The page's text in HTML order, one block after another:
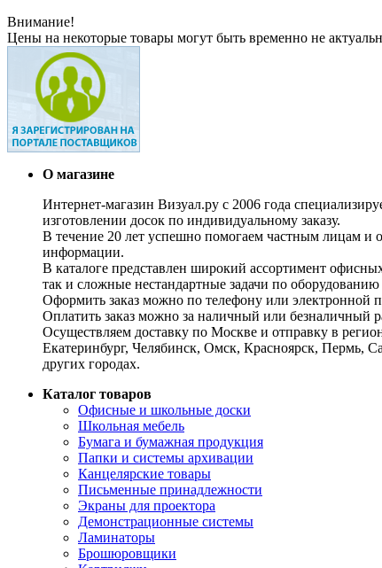
Внимание!
Цены на некоторые товары могут быть временно не
О магазине
Интернет-магазин Визуал.ру с 2006 года
изготовлении досок по индивидуальному заказу.
В течение 20 лет успешно помогаем частным лицам и
информации.
В каталоге представлен широкий ассортимент
так и сложные нестандартные задачи по
Оформить заказ можно по телефону или электронной
Оплатить заказ можно за наличный или безналичный
Осуществляем доставку по Москве и отправку в
Екатеринбург, Челябинск, Омск, Красноярск, Пермь,
других городах.
Каталог товаров
Офисные и школьные доски
Школьная мебель
Бумага и бумажная продукция
Папки и системы архивации
Канцелярские товары
Письменные принадлежности
Экраны для проектора
Демонстрационные системы
Ламинаторы
Брошюровщики